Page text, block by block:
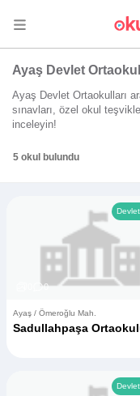
Ayaş Devlet
Ayaş Devlet Ortaokulları
sınavları, özel okul
inceleyin!
5 okul bulundu
0
Devlet
Ayaş / Ömeroğlu Mah.
Sadullahpaşa
Devlet